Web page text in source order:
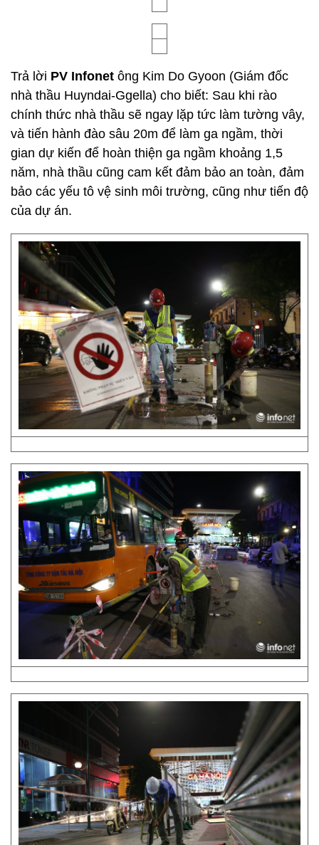
Trả lời PV Infonet ông Kim Do Gyoon (Giám đốc
nhà thầu Huyndai-Ggella) cho biết: Sau khi rào
chính thức nhà thầu sẽ ngay lặp tức làm tường vây,
và tiến hành đào sâu 20m để làm ga ngầm, thời
gian dự kiến để hoàn thiện ga ngầm khoảng 1,5
năm, nhà thầu cũng cam kết đảm bảo an toàn, đảm
bảo các yếu tô vệ sinh môi trường, cũng như tiến độ
của dự án.